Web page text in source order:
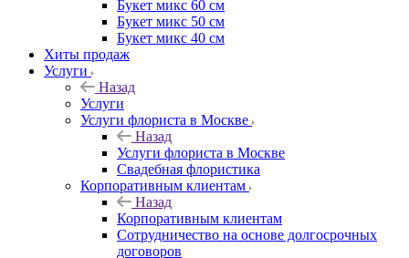
Букет микс 60 см
Букет микс 50 см
Букет микс 40 см
Хиты продаж
Услуги
Назад
Услуги
Услуги флориста в Москве
Назад
Услуги флориста в Москве
Свадебная флористика
Корпоративным клиентам
Назад
Корпоративным клиентам
Сотрудничество на основе долгосрочных
договоров